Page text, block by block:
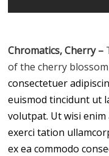
Chromatics, Cherry –
of the cherry
consectetuer
euismod tincidunt ut
volutpat. Ut wisi
exerci tation
ex ea commodo